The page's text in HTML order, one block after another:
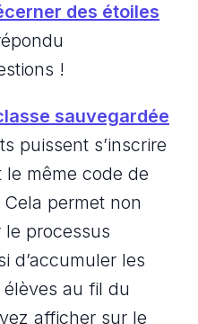
des étoiles
!
sauvegardée
puissent s’inscrire
même code de
permet non
processus
d’accumuler les
au fil du
afficher sur le